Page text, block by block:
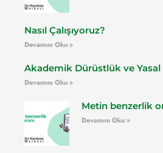
Nasıl Çalışıyoruz?
Devamını Oku »
Akademik Dürüstlük ve
Devamını Oku »
Metin benzerlik
Devamını Oku »